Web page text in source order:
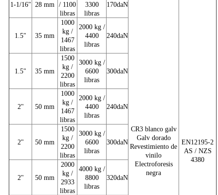
CR3 blanco galv
Galv dorado
Revestimiento de
vinilo
Electroforesis
negra
EN12195-2
AS / NZS
4380
1-1/16" 28 mm
/ 1100
libras
3300
libras
170daN
1.5" 35 mm
1000
kg /
1467
libras
2000 kg /
4400
libras
240daN
1.5" 35 mm
1500
kg /
2200
libras
3000 kg /
6600
libras
300daN
2" 50 mm
1000
kg /
1467
libras
2000 kg /
4400
libras
240daN
2" 50 mm
1500
kg /
2200
libras
3000 kg /
6600
libras
300daN
2" 50 mm
2000
kg /
2933
libras
4000 kg /
8800
libras
320daN